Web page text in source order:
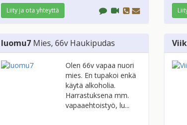
Liity ja ota yhteyttä
luomu7 Mies, 66v Haukipudas
Olen 66v vapaa nuori
mies. En tupakoi enkä
käytä alkoholia.
Harrastuksena mm.
vapaaehtoistyö, lu...